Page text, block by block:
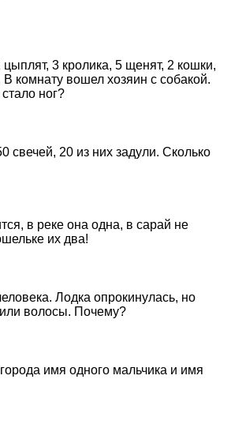
3 кролика, 5 щенят, 2 кошки,
В комнату вошел хозяин с собакой.
ног?
свечей, 20 из них задули. Сколько
в реке она одна, в сарай не
их два!
Лодка опрокинулась, но
волосы. Почему?
имя одного мальчика и имя